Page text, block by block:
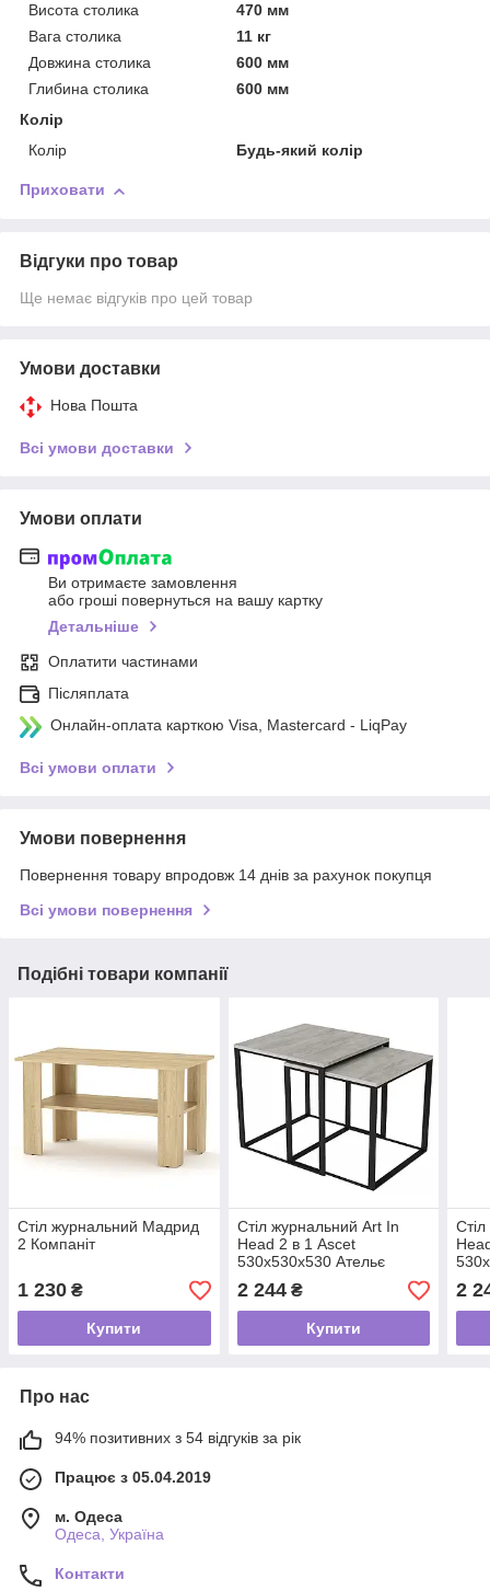
Висота столика
470 мм
Вага столика
11 кг
Довжина столика
600 мм
Глибина столика
600 мм
Колір
Колір
Будь-який колір
Приховати
Відгуки про товар
Ще немає відгуків про цей товар
Умови доставки
Нова Пошта
Всі умови доставки
Умови оплати
Ви отримаєте замовлення
або гроші повернуться на вашу картку
Детальніше
Оплатити частинами
Післяплата
Онлайн-оплата карткою Visa, Mastercard - LiqPay
Всі умови оплати
Умови повернення
Повернення товару впродовж 14 днів за рахунок покупця
Всі умови повернення
Подібні товари компанії
Стіл журнальний Мадрид
2 Компаніт
1 230 ₴
Купити
Стіл журнальний Art In
Head 2 в 1 Ascet
530x530x530 Ательє
світлий (AS14040000030)
2 244₴
Купити
2
Про нас
94% позитивних з 54 відгуків за рік
Працює з 05.04.2019
м. Одеса
Одеса, Україна
Контакти